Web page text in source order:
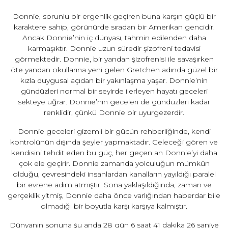
Donnie, sorunlu bir ergenlik geçiren buna karşın güçlü bir
karaktere sahip, görünürde sıradan bir Amerikan gencidir.
Ancak Donnie’nin iç dünyası, tahmin edilenden daha
karmaşıktır. Donnie uzun süredir şizofreni tedavisi
görmektedir. Donnie, bir yandan şizofrenisi ile savaşırken
öte yandan okullarına yeni gelen Gretchen adında güzel bir
kızla duygusal açıdan bir yakınlaşma yaşar. Donnie’nin
gündüzleri normal bir seyirde ilerleyen hayatı geceleri
sekteye uğrar. Donnie’nin geceleri de gündüzleri kadar
renklidir, çünkü Donnie bir uyurgezerdir.
Donnie geceleri gizemli bir gücün rehberliğinde, kendi
kontrolünün dışında şeyler yapmaktadır. Geleceği gören ve
kendisini tehdit eden bu güç, her geçen an Donnie’yi daha
çok ele geçirir. Donnie zamanda yolculuğun mümkün
olduğu, çevresindeki insanlardan kanalların yayıldığı paralel
bir evrene adım atmıştır. Sona yaklaşıldığında, zaman ve
gerçeklik yitmiş, Donnie daha önce varlığından haberdar bile
olmadığı bir boyutla karşı karşıya kalmıştır.
Dünyanın sonuna şu anda 28 gün 6 saat 41 dakika 26 saniye